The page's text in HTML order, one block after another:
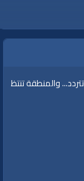
والمنطقة تنتظر